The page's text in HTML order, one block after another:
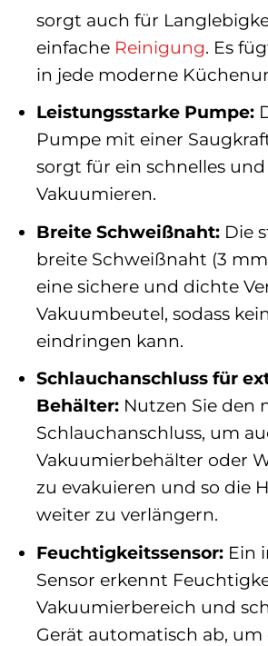
sorgt auch für
einfache Reinigung. Es
in jede moderne
Leistungsstarke Pumpe:
Pumpe mit einer
sorgt für ein schnelles
Vakuumieren.
Breite Schweißnaht:Die
breite Schweißnaht (3
eine sichere und dichte
Vakuumbeutel, sodass
eindringen kann.
Schlauchanschluss für
Behälter:Nutzen Sie den
Schlauchanschluss, um
Vakuumierbehälter oder
zu evakuieren und so die
weiter zu verlängern.
Feuchtigkeitssensor:Ein
Sensor erkennt
Vakuumierbereich und
Gerät automatisch ab, um